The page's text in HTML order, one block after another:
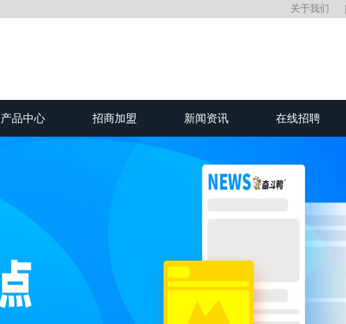
关于我们
产品中心 招商加盟 新闻资讯 在线招聘